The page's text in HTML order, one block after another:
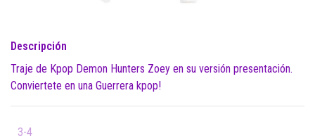
Descripción
Traje de Kpop Demon Hunters Zoey en su versión presentación.
Conviertete en una Guerrera kpop!
3-4